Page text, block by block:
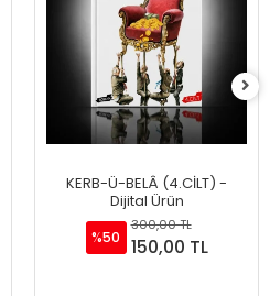
KERB-Ü-BELÂ (4.CİLT) -
Dijital Ürün
%50
300,00 TL
150,00 TL